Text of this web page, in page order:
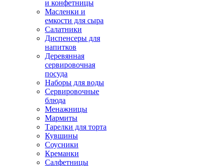
и конфетницы
Масленки и
емкости для сыра
Салатники
Диспенсеры для
напитков
Деревянная
сервировочная
посуда
Наборы для воды
Сервировочные
блюда
Менажницы
Мармиты
Тарелки для торта
Кувшины
Соусники
Креманки
Салфетницы